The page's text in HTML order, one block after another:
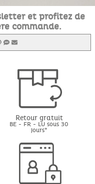
et profitez de
commande.
Retour gratuit
BE - FR - LU sous 30
jours*